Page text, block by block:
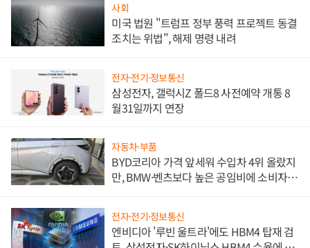
사회
미국 법원 "트럼프 정부 풍력 프로젝트 동결
조치는 위법", 해제 명령 내려
전자·전기·정보통신
삼성전자, 갤럭시Z 폴드8 사전예약 개통 8
월31일까지 연장
자동차·부품
BYD코리아 가격 앞세워 수입차 4위 올랐지
만, BMW·벤츠보다 높은 공임비에 소비자
전자·전기·정보통신
엔비디아 '루빈 울트라'에도 HBM4 탑재 검